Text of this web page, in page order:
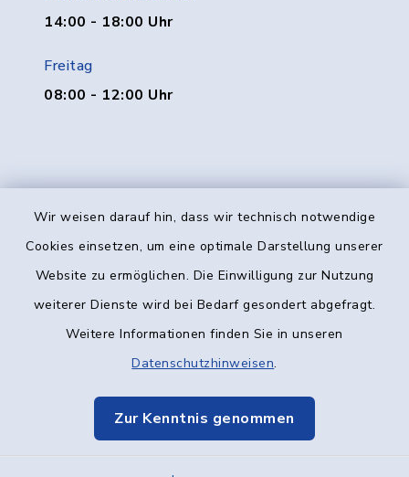
Wir weisen darauf hin, dass wir technisch notwendige
Cookies einsetzen, um eine optimale Darstellung unserer
Website zu ermöglichen. Die Einwilligung zur Nutzung
weiterer Dienste wird bei Bedarf gesondert abgefragt.
Weitere Informationen finden Sie in unseren
Datenschutzhinweisen.
Zur Kenntnis genommen
14:00 - 18:00 Uhr
Freitag
08:00 - 12:00 Uhr
Kontakt
Datenschutz
Elektronische Kommunikation